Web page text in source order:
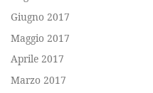
Giugno 2017
Maggio 2017
Aprile 2017
Marzo 2017